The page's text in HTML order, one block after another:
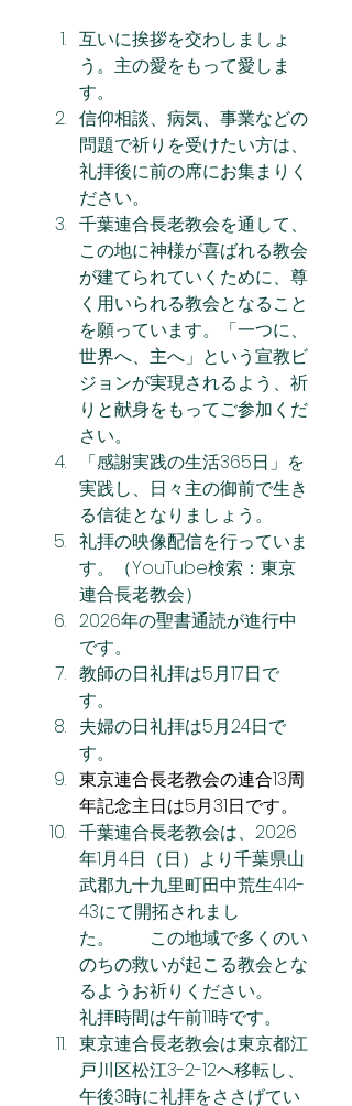
互いに挨拶を交わしましょ
う。主の愛をもって愛しま
す。
信仰相談、病気、事業などの
問題で祈りを受けたい方は、
礼拝後に前の席にお集まりく
ださい。
千葉連合長老教会を通して、
この地に神様が喜ばれる教会
が建てられていくために、尊
く用いられる教会となること
を願っています。「一つに、
世界へ、主へ」という宣教ビ
ジョンが実現されるよう、祈
りと献身をもってご参加くだ
さい。
「感謝実践の生活365日」を
実践し、日々主の御前で生き
る信徒となりましょう。
礼拝の映像配信を行っていま
す。（YouTube検索：東京
連合長老教会）
2026年の聖書通読が進行中
です。
教師の日礼拝は5月17日で
す。
夫婦の日礼拝は5月24日で
す。
東京連合長老教会の連合13周
年記念主日は5月31日です。
千葉連合長老教会は、2026
年1月4日（日）より千葉県山
武郡九十九里町田中荒生414-
43にて開拓されまし
た。　　この地域で多くのい
のちの救いが起こる教会とな
るようお祈りください。
礼拝時間は午前11時です。
東京連合長老教会は東京都江
戸川区松江3-2-12へ移転し、
午後3時に礼拝をささげてい